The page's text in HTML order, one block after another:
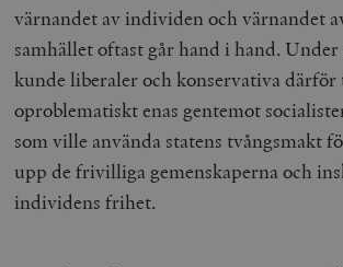
värnandet av individen och värnandet
samhället oftast går hand i hand.
kunde liberaler och konservativa därför
oproblematiskt enas gentemot
som ville använda statens tvångsmakt
upp de frivilliga gemenskaperna och
individens frihet.